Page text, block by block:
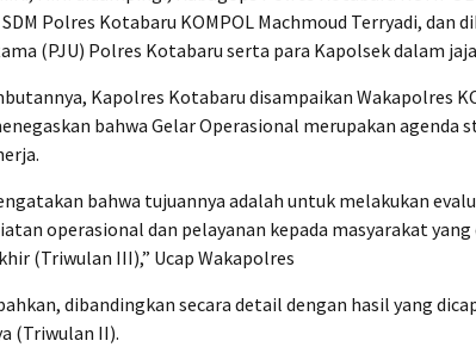
Polres Kotabaru KOMPOL Machmoud Terryadi, dan
(PJU) Polres Kotabaru serta para Kapolsek dalam
Kapolres Kotabaru disampaikan Wakapolres
bahwa Gelar Operasional merupakan agenda
bahwa tujuannya adalah untuk melakukan
operasional dan pelayanan kepada masyarakat
(Triwulan III),” Ucap Wakapolres
dibandingkan secara detail dengan hasil yang
(Triwulan II).